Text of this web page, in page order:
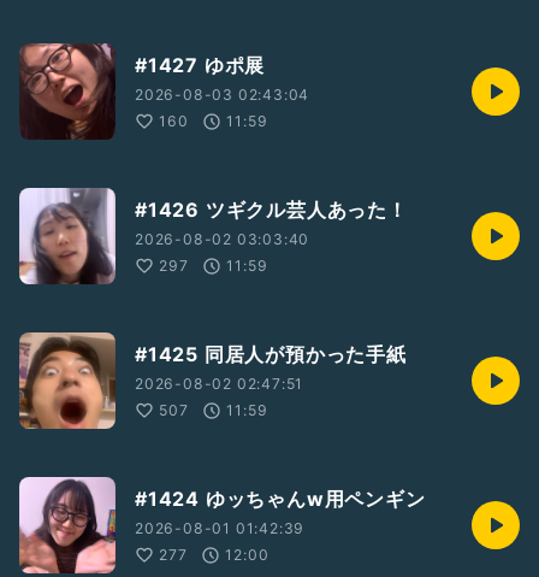
#1427 ゆポ展
2026-08-03 02:43:04
160
11:59
#1426 ツギクル芸人あった！
2026-08-02 03:03:40
297
11:59
#1425 同居人が預かった手紙
2026-08-02 02:47:51
507
11:59
#1424 ゆッちゃんw用ペンギン
2026-08-01 01:42:39
277
12:00